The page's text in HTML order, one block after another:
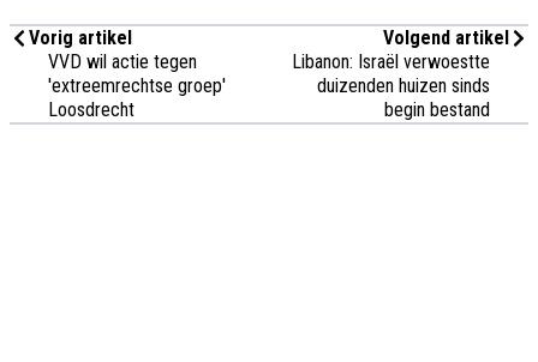
Vorig artikel
VVD wil actie tegen
'extreemrechtse groep'
Loosdrecht
Volgend artikel
Libanon: Israël verwoestte
duizenden huizen sinds
begin bestand